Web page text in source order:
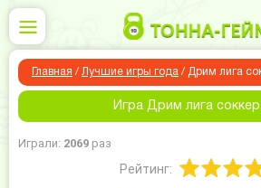
Главная / Лучшие игры года / Дрим лига
Игра Дрим лига соккер
Играли: 2069 раз
Рейтинг: